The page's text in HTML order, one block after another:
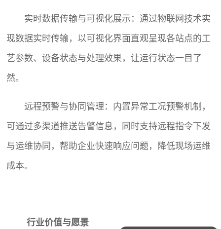
实时数据传输与可视化展示：通过物联网技术实
现数据实时传输，以可视化界面直观呈现各站点的工
艺参数、设备状态与处理效果，让运行状态一目了
然。
远程预警与协同管理：内置异常工况预警机制，
可通过多渠道推送告警信息，同时支持远程指令下发
与运维协同，帮助企业快速响应问题，降低现场运维
成本。
行业价值与愿景